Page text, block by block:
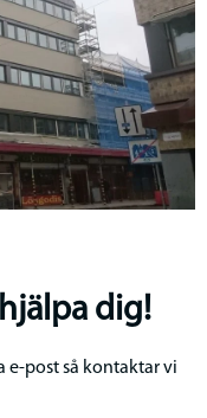
dig!
e-post så kontaktar vi